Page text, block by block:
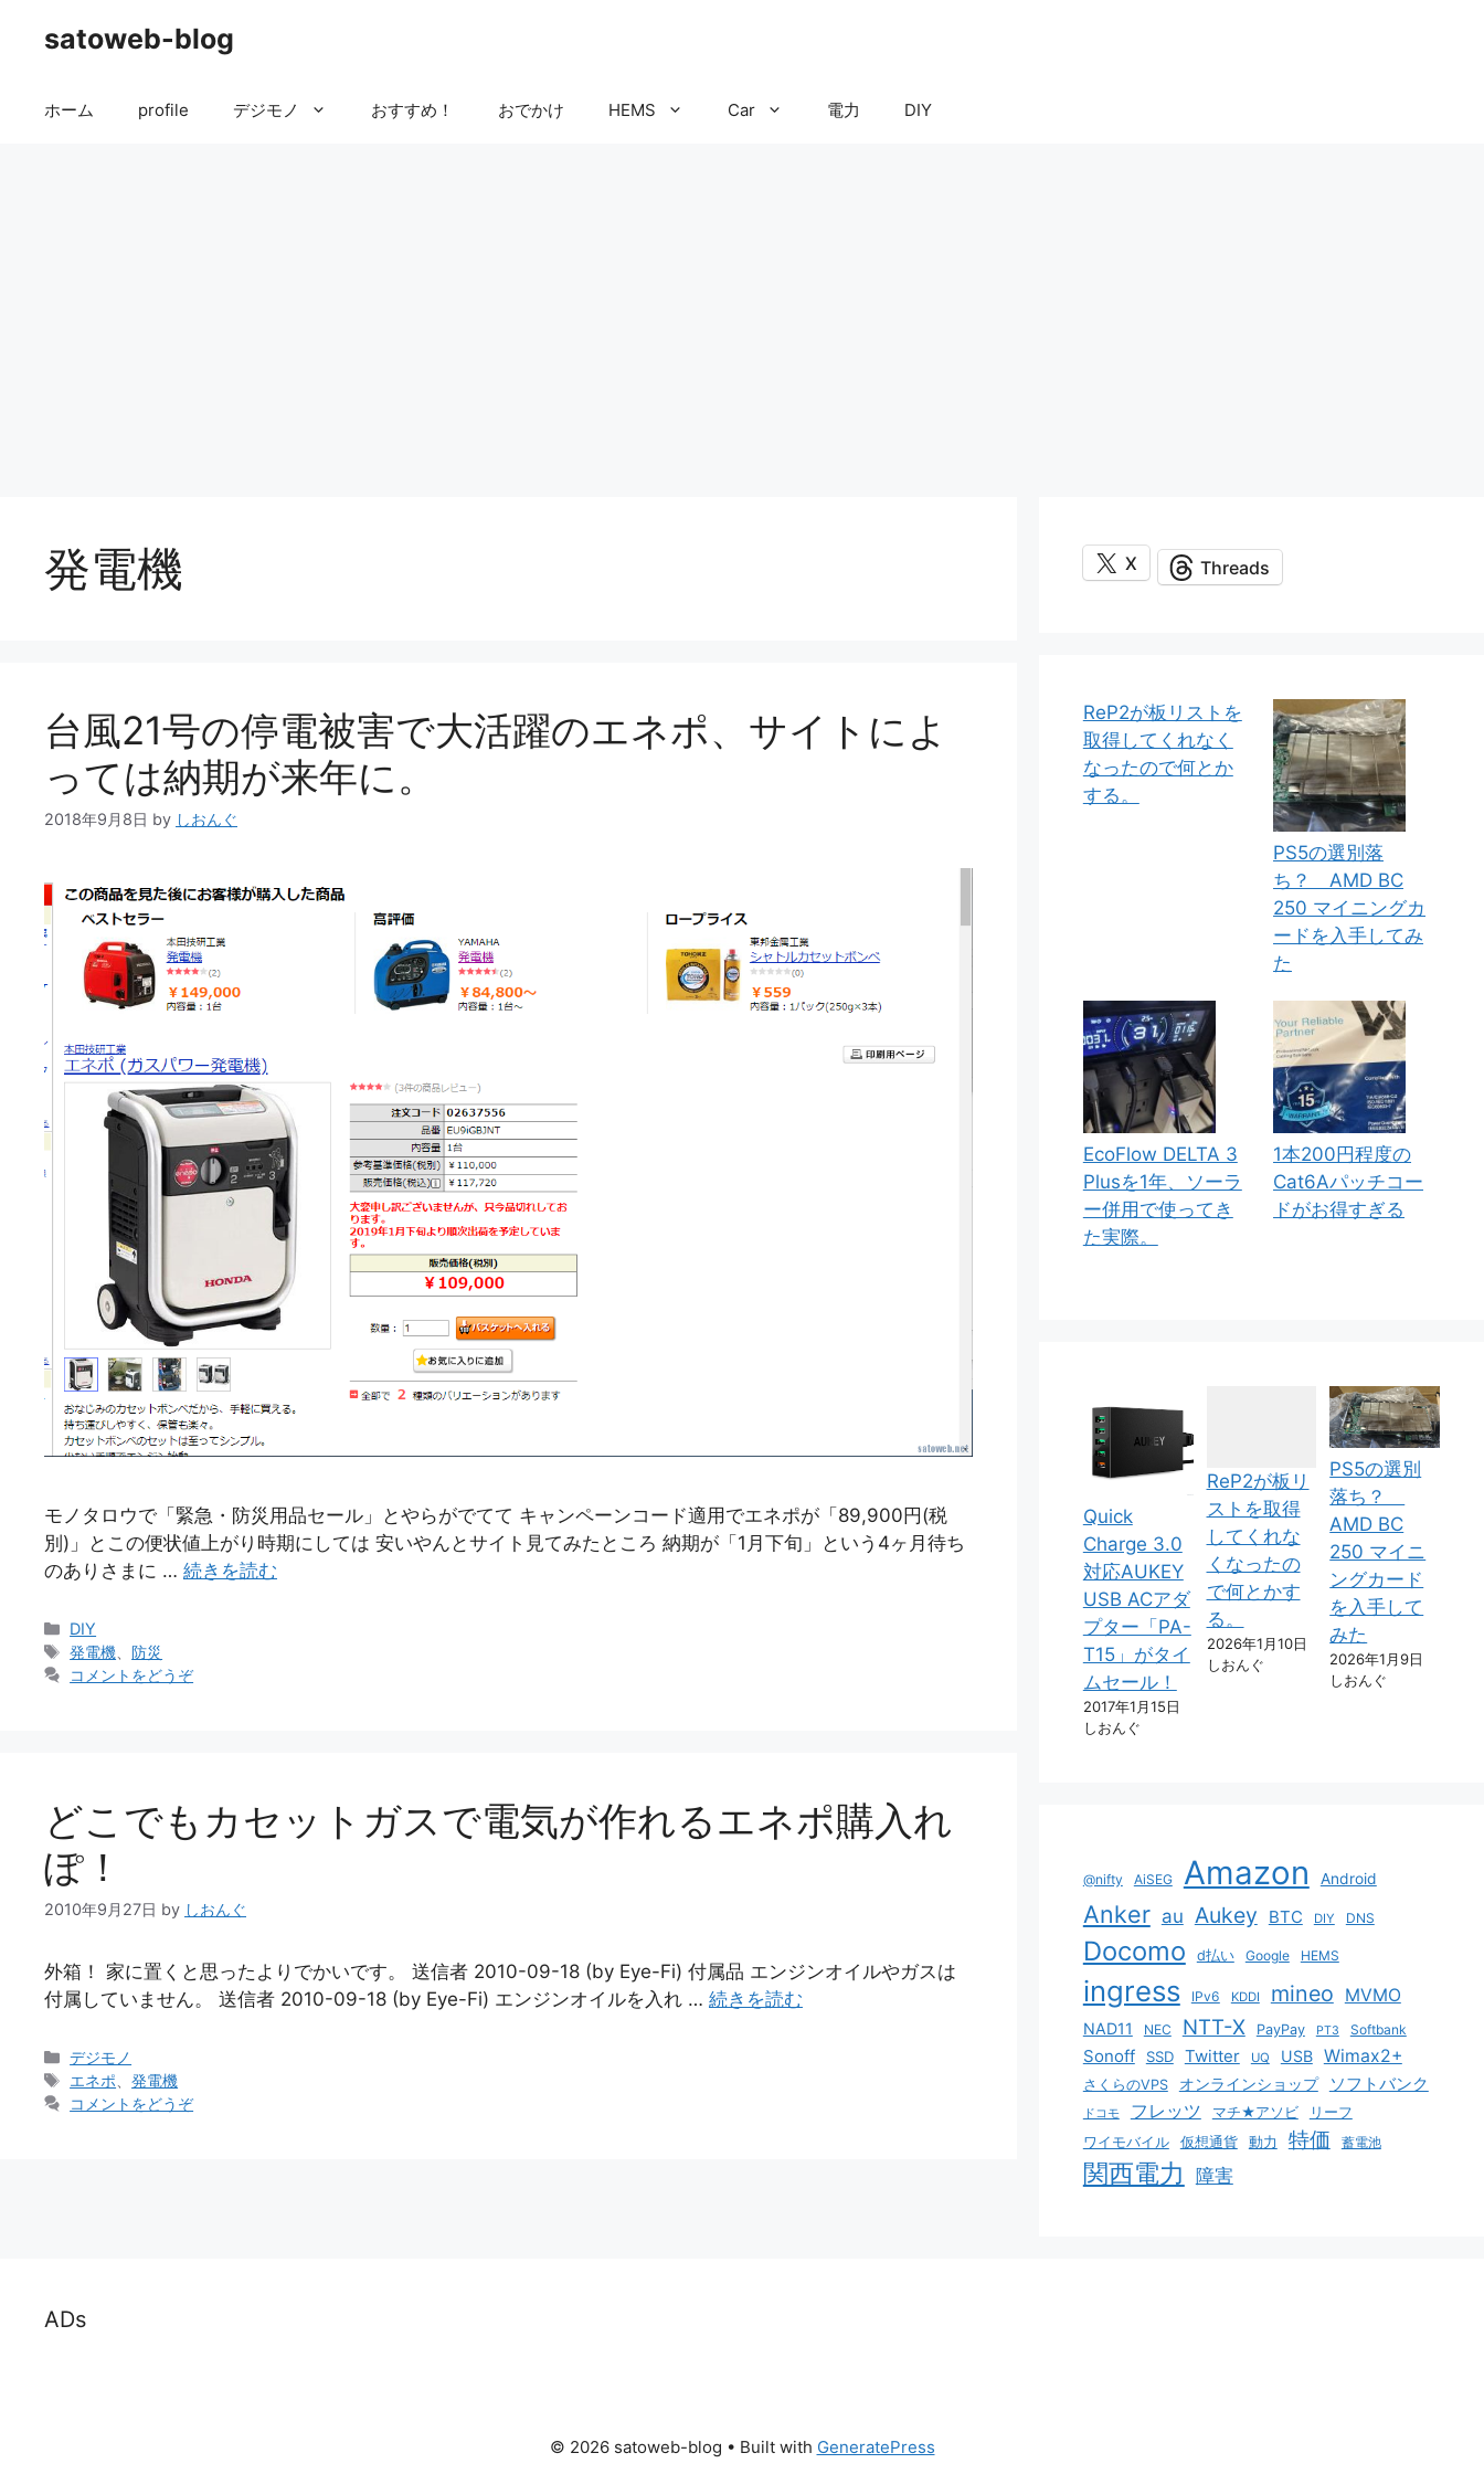
satoweb-blog
ホーム profile デジモノ おすすめ！ おでかけ HEMS Car 電力 DIY
発電機
台風21号の停電被害で大活躍のエネポ、サイトによ
っては納期が来年に。
2018年9月8日 by しおんぐ
モノタロウで「緊急・防災用品セール」とやらがでてて キャンペーンコード適用でエネポが「89,900円(税
別)」とこの便状値上がり時期にしては 安いやんとサイト見てみたところ 納期が「1月下旬」という4ヶ月待ち
のありさまに … 続きを読む
カ
テ
ゴ
DIY
タ
グ
発電機 、防災
コメントをどうぞ
どこでもカセットガスで電気が作れるエネポ購入れ
ぽ！
2010年9月27日 by しおんぐ
外箱！ 家に置くと思ったよりでかいです。 送信者 2010-09-18 (by Eye-Fi) 付属品 エンジンオイルやガスは
付属していません。 送信者 2010-09-18 (by Eye-Fi) エンジンオイルを入れ … 続きを読む
カ
テ
ゴ
デジモノ
タ
グ
エネポ 、発電機
コメントをどうぞ
X Threads
ReP2が板リストを
取得してくれなく
なったので何とか
する。
PS5の選別落
ち？ AMD BC
250 マイニングカ
ードを入手してみ
た
EcoFlow DELTA 3
Plusを1年、ソーラ
ー併用で使ってき
た実際。
1本200円程度の
Cat6Aパッチコー
ドがお得すぎる
Quick
Charge 3.0
対応AUKEY
USB ACアダ
プター「PA-
T15」がタイ
ムセール！
2017年1月15日
しおんぐ
ReP2が板リ
ストを取得
してくれな
くなったの
で何とかす
る。
2026年1月10日
しおんぐ
PS5の選別
落ち？
AMD BC
250 マイニ
ングカード
を入手して
みた
2026年1月9日
しおんぐ
@nifty AiSEG Amazon Android
Anker au Aukey BTC DIY DNS
Docomo d払い Google HEMS
ingress IPv6 KDDI mineo MVMO
NAD11 NEC NTT-X PayPay PT3 Softbank
Sonoff SSD Twitter UQ USB Wimax2+
さくらのVPS オンラインショップ ソフトバンク
ドコモ フレッツ マチ★アソビ
リーフ
ワイモバイル
仮想通貨 動力 特価 蓄電池
関西電力 障害
ADs
© 2026 satoweb-blog • Built with GeneratePress